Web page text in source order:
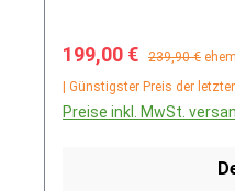
Verkaufspreis:
199,00 € Regulärer Preis:
239,90 €
| Günstigster Preis der
Preise inkl. MwSt.